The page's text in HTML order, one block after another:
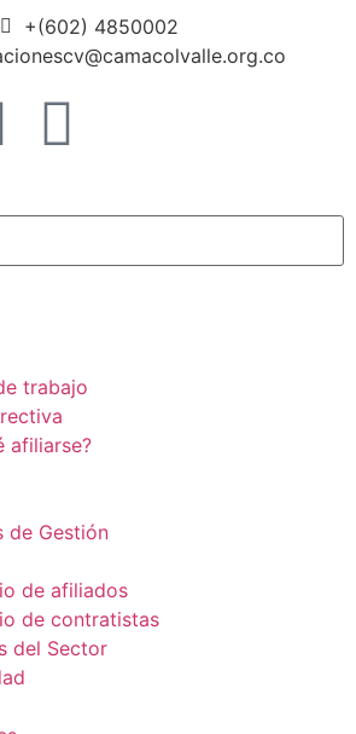
+(602) 4850002
trabajo
afiliarse?
de Gestión
de afiliados
de contratistas
del Sector